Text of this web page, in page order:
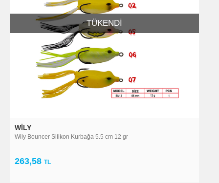
TÜKENDI
WILY
Wily Bouncer Silikon Kurbağa 5.5 cm 12 gr
263,58 TL